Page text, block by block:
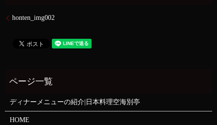
honten_img002
ディナーメニューの紹介|日本料理空海別亭
HOME